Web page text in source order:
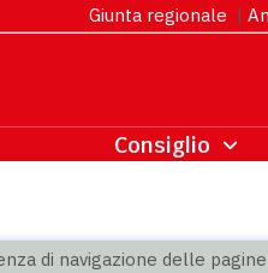
di navigazione delle
Giunta regionale |